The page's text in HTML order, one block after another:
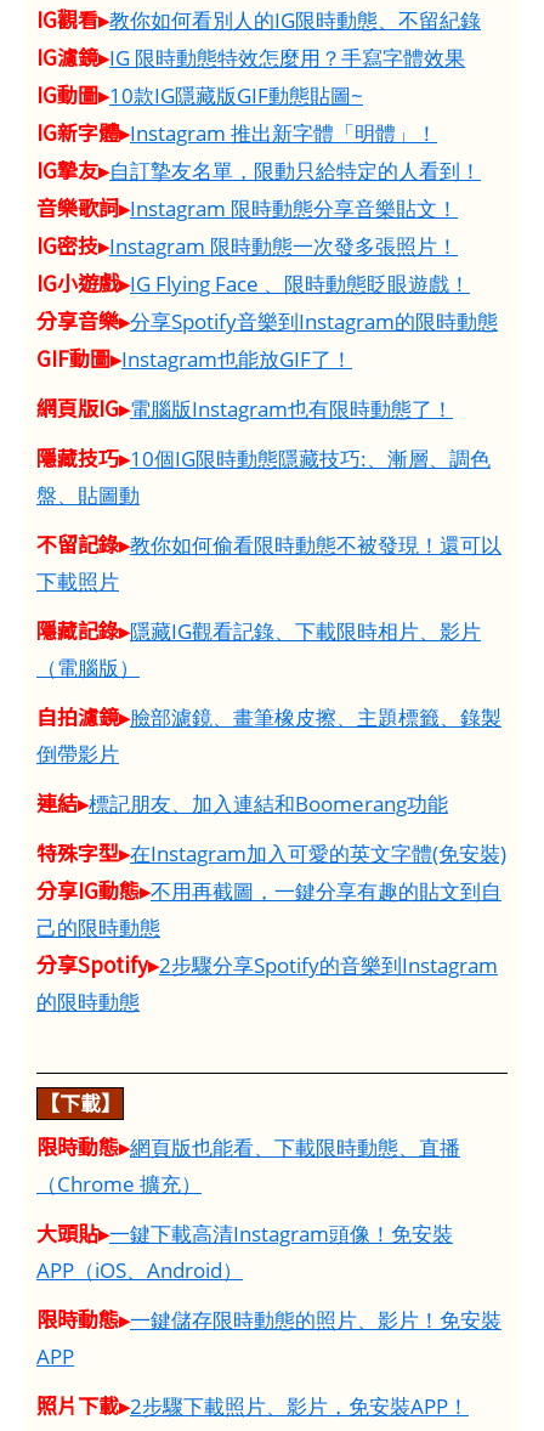
IG觀看▸教你如何看別人的IG限時動態、不留紀錄
IG濾鏡▸IG 限時動態特效怎麼用？手寫字體效果
IG動圖▸10款IG隱藏版GIF動態貼圖~
IG新字體▸Instagram 推出新字體「明體」！
IG摯友▸自訂摯友名單，限動只給特定的人看到！
音樂歌詞▸Instagram 限時動態分享音樂貼文！
IG密技▸Instagram 限時動態一次發多張照片！
IG小遊戲▸IG Flying Face 、限時動態眨眼遊戲！
分享音樂▸分享Spotify音樂到Instagram的限時動態
GIF動圖▸Instagram也能放GIF了！
網頁版IG▸電腦版Instagram也有限時動態了！
隱藏技巧▸10個IG限時動態隱藏技巧:、漸層、調色
盤、貼圖動
不留記錄▸教你如何偷看限時動態不被發現！還可以
下載照片
隱藏記錄▸隱藏IG觀看記錄、下載限時相片、影片
（電腦版）
自拍濾鏡▸臉部濾鏡、畫筆橡皮擦、主題標籤、錄製
倒帶影片
連結▸標記朋友、加入連結和Boomerang功能
特殊字型▸在Instagram加入可愛的英文字體(免安裝)
分享IG動態▸不用再截圖，一鍵分享有趣的貼文到自
己的限時動態
分享Spotify▸2步驟分享Spotify的音樂到Instagram
的限時動態
【下載】
限時動態▸網頁版也能看、下載限時動態、直播
（Chrome 擴充）
大頭貼▸一鍵下載高清Instagram頭像！免安裝
APP（iOS、Android）
限時動態▸一鍵儲存限時動態的照片、影片！免安裝
APP
照片下載▸2步驟下載照片、影片，免安裝APP！